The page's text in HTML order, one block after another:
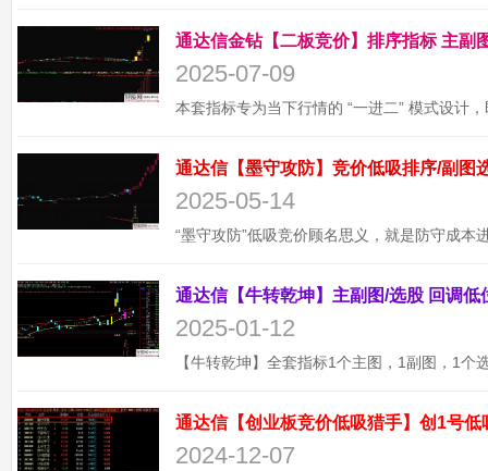
2025-07-09
2025-05-14
2025-01-12
通达信【创业板竞价低吸猎手】创1号
2024-12-07